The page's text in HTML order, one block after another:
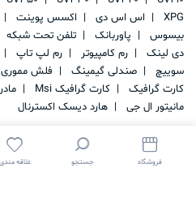
XPG
اس اس دی اکسس پوینت
بیسوس
پاوربانک تلفن تحت شبکه
دی لینک
رم کامپیوتر رم لپ تاپ
سوییچ
صندلی گیمینگ فلش مموری
کارت گرافیک
کارت گرافیک Msi
مانیتور ال جی
هارد دیسک اکسترنال
فروشگاه جستجو علاقه مندی